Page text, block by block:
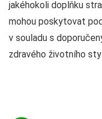
jakéhokoli doplňku
mohou poskytovat
v souladu s
zdravého životního